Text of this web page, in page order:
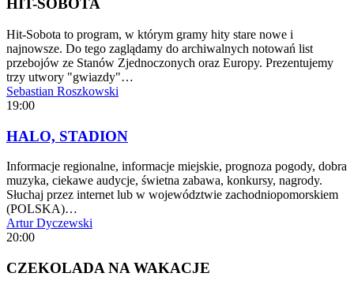
HIT-SOBOTA
Hit-Sobota to program, w którym gramy hity stare nowe i
najnowsze. Do tego zaglądamy do archiwalnych notowań list
przebojów ze Stanów Zjednoczonych oraz Europy. Prezentujemy
trzy utwory "gwiazdy"…
Sebastian Roszkowski
19:00
HALO, STADION
Informacje regionalne, informacje miejskie, prognoza pogody, dobra
muzyka, ciekawe audycje, świetna zabawa, konkursy, nagrody.
Słuchaj przez internet lub w województwie zachodniopomorskiem
(POLSKA)…
Artur Dyczewski
20:00
CZEKOLADA NA WAKACJE